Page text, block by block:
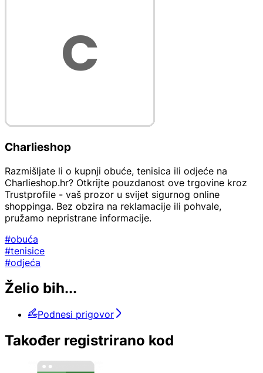
Charlieshop
Razmišljate li o kupnji obuće, tenisica ili odjeće na
Charlieshop.hr? Otkrijte pouzdanost ove trgovine kroz
Trustprofile - vaš prozor u svijet sigurnog online
shoppinga. Bez obzira na reklamacije ili pohvale,
pružamo nepristrane informacije.
#obuća
#tenisice
#odjeća
Želio bih...
Podnesi prigovor
Također registrirano kod